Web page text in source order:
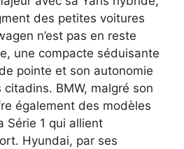
des petites voitures
n’est pas en reste
une compacte séduisante
pointe et son autonomie
BMW, malgré son
également des modèles
Série 1 qui allient
Hyundai, par ses